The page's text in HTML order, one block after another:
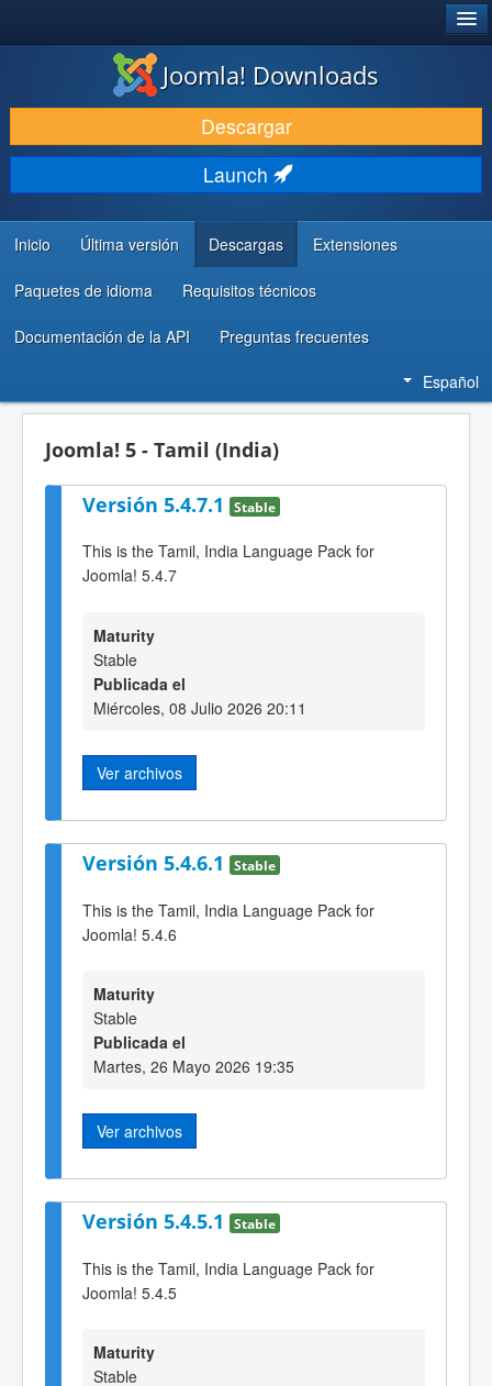
DESCARGAR & EXTENDER
DESCUBRE & APRENDE
COMUNIDAD & SOPORTE
RECURSOS PARA DESARROLLADORES
Joomla! Downloads
Descargar
Launch
Inicio Última versión Descargas Extensiones
Paquetes de idioma Requisitos técnicos
Documentación de la API Preguntas frecuentes
Español
Joomla! 5 - Tamil (India)
Versión 5.4.7.1 Stable
This is the Tamil, India Language Pack for
Joomla! 5.4.7
Maturity
Stable
Publicada el
Miércoles, 08 Julio 2026 20:11
Ver archivos
Versión 5.4.6.1 Stable
This is the Tamil, India Language Pack for
Joomla! 5.4.6
Maturity
Stable
Publicada el
Martes, 26 Mayo 2026 19:35
Ver archivos
Versión 5.4.5.1 Stable
This is the Tamil, India Language Pack for
Joomla! 5.4.5
Maturity
Stable